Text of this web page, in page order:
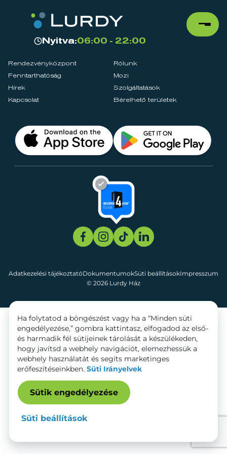
Nyitva:06:00 - 22:00
Rendezvényközpont
Rólunk
Fenntarthatóság
Mozi
Hírek
Szolgáltatások
Kapcsolat
Bérelhető területek
© 2026 Lurdy Ház
Adatkezelési tájékoztatóDokumentumokSüti beállításokImpresszum
Ha folytatod a böngészést vagy ha a “Minden süti
engedélyezése,” gombra kattintasz, elfogadod az első-
és harmadik fél sütijeinek tárolását a készülékeden,
hogy javítsd a webhely navigációt, elemezhessük a
webhely használatát és segíts marketinges
erőfeszítéseinkben. Süti Irányelvek
Sütik engedélyezése
Süti beállítások